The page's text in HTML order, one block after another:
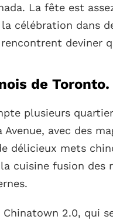
La fête est
célébration dans
deviner
de Toronto.
plusieurs
avec des
délicieux mets
cuisine fusion des
2.0, qui